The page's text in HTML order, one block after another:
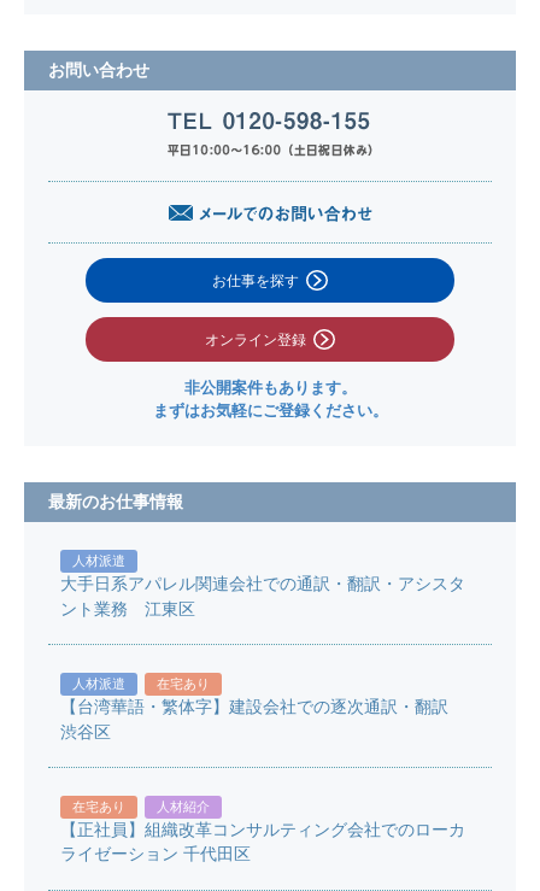
お問い合わせ
お仕事を探す
オンライン登録
非公開案件もあります。
まずはお気軽にご登録ください。
最新のお仕事情報
人材派遣
大手日系アパレル関連会社での通訳・翻訳・アシスタ
ント業務 江東区
人材派遣 在宅あり
【台湾華語・繁体字】建設会社での逐次通訳・翻訳
渋谷区
在宅あり 人材紹介
【正社員】組織改革コンサルティング会社でのローカ
ライゼーション 千代田区